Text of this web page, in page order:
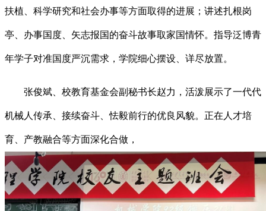
扶植、科学研究和社会办事等方面取得的进展；讲述扎根岗
亭、办事国度、矢志报国的奋斗故事取家国情怀。指导泛博青
年学子对准国度严沉需求，学院细心摆设、详尽放置。
张俊斌、校教育基金会副秘书长赵力，活泼展示了一代代
机械人传承、接续奋斗、怯毅前行的优良风貌。正在人才培
育、产教融合等方面深化合做，